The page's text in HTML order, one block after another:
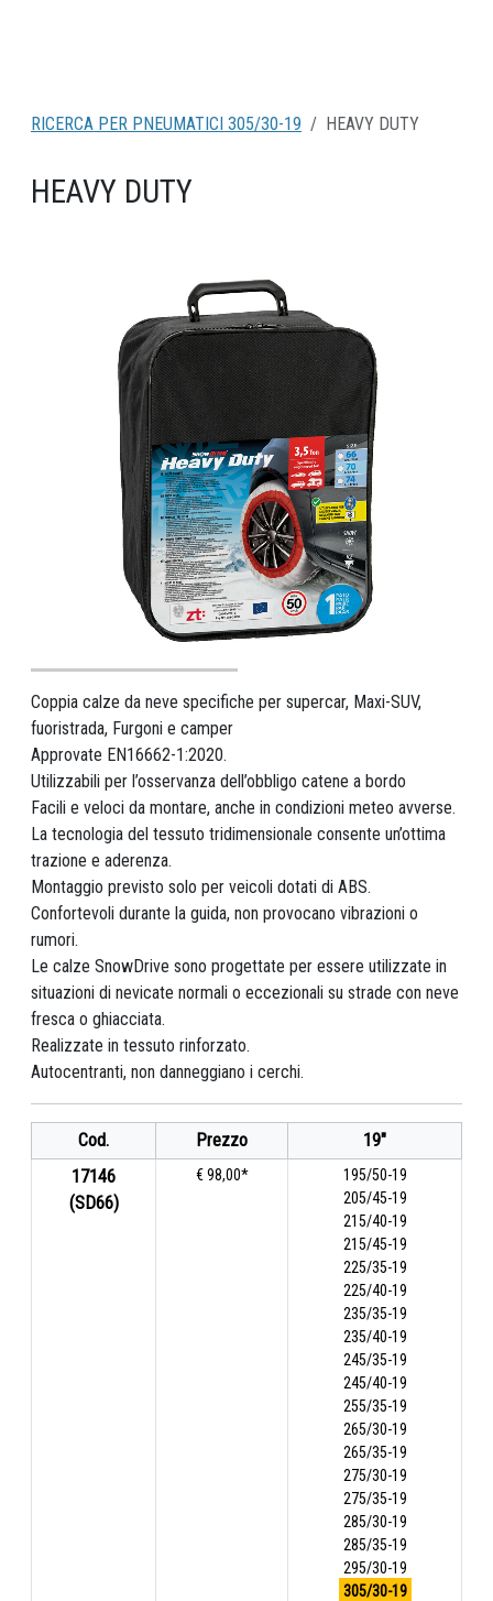
RICERCA PER PNEUMATICI 305/30-19 HEAVY DUTY
HEAVY DUTY
Coppia calze da neve specifiche per supercar, Maxi-SUV,
fuoristrada, Furgoni e camper
Approvate EN16662-1:2020.
Utilizzabili per l’osservanza dell’obbligo catene a bordo
Facili e veloci da montare, anche in condizioni meteo avverse.
La tecnologia del tessuto tridimensionale consente un’ottima
trazione e aderenza.
Montaggio previsto solo per veicoli dotati di ABS.
Confortevoli durante la guida, non provocano vibrazioni o
rumori.
Le calze SnowDrive sono progettate per essere utilizzate in
situazioni di nevicate normali o eccezionali su strade con neve
fresca o ghiacciata.
Realizzate in tessuto rinforzato.
Autocentranti, non danneggiano i cerchi.
Cod. Prezzo
19"
17146
(SD66)
€ 98,00*
195/50-19
205/45-19
215/40-19
215/45-19
225/35-19
225/40-19
235/35-19
235/40-19
245/35-19
245/40-19
255/35-19
265/30-19
265/35-19
275/30-19
275/35-19
285/30-19
285/35-19
295/30-19
305/30-19